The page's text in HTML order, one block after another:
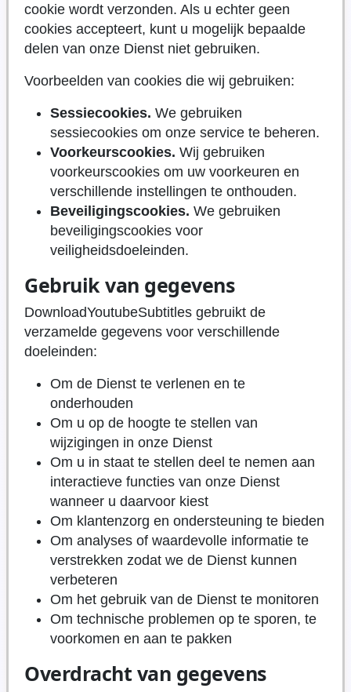
cookie wordt verzonden. Als u echter geen
cookies accepteert, kunt u mogelijk bepaalde
delen van onze Dienst niet gebruiken.
Voorbeelden van cookies die wij gebruiken:
Sessiecookies. We gebruiken
sessiecookies om onze service te beheren.
Voorkeurscookies. Wij gebruiken
voorkeurscookies om uw voorkeuren en
verschillende instellingen te onthouden.
Beveiligingscookies. We gebruiken
beveiligingscookies voor
veiligheidsdoeleinden.
Gebruik van gegevens
DownloadYoutubeSubtitles gebruikt de
verzamelde gegevens voor verschillende
doeleinden:
Om de Dienst te verlenen en te
onderhouden
Om u op de hoogte te stellen van
wijzigingen in onze Dienst
Om u in staat te stellen deel te nemen aan
interactieve functies van onze Dienst
wanneer u daarvoor kiest
Om klantenzorg en ondersteuning te bieden
Om analyses of waardevolle informatie te
verstrekken zodat we de Dienst kunnen
verbeteren
Om het gebruik van de Dienst te monitoren
Om technische problemen op te sporen, te
voorkomen en aan te pakken
Overdracht van gegevens